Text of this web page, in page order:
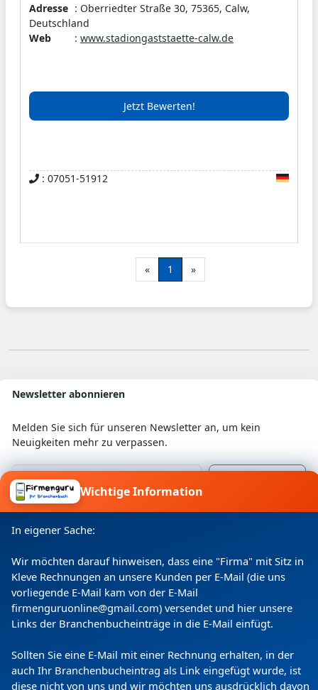
Minuten entfernt vom Zentrum der Hermann-
Hesse-Stadt Calw, direkt am Stadion des
Ortsteils Wimberg gelegen. Die Inhaberin
bewirten zu dürfen. Frisch für Sie zubereitete
schwäbische und deutsche Spezialitäten
Seit nunmehr über acht Jahren verwöhnen wir
unsere Gäste mit einem ebenso fachkundigen
Trank.
Adresse : Oberriedter Straße 30, 75365, Calw,
Deutschland
Web
: www.stadiongaststaette-calw.de
Jetzt Bewerten!
: 07051-51912
« 1 »
Newsletter abonnieren
Melden Sie sich für unseren Newsletter an, um kein
Neuigkeiten mehr zu verpassen.
Ich willige ein, dass meine Angaben laut
werden.
Wichtige Information
In eigener Sache:
Wir möchten darauf hinweisen, dass eine "Firma" mit Sitz in
Kleve Rechnungen an unsere Kunden per E-Mail (die uns
vorliegende E-Mail kam von der E-Mail
firmenguruonline@gmail.com) versendet und hier unsere
Links der Branchenbucheinträge in die E-Mail einfügt.
Sollten Sie eine E-Mail mit einer Rechnung erhalten, in der
auch Ihr Branchenbucheintrag als Link eingefügt wurde, ist
diese nicht von uns und wir möchten uns ausdrücklich davon